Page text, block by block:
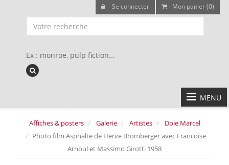
Se connecter Mon panier (0)
Ex : monroe, pulp fiction...
MENU
Affiches & posters Galerie Artistes
Dole Marcel
Photo film Asphalte de Herve Bromberger avec Francoise
Arnoul et Massimo Girotti 1958